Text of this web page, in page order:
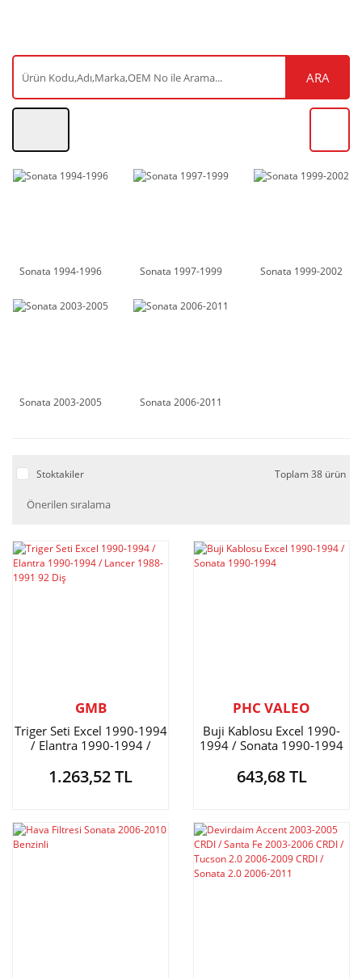
ARA
Sonata 1994-1996 Sonata 1997-1999 Sonata 1999-2002
Sonata 2003-2005 Sonata 2006-2011
Stoktakiler Toplam 38 ürün
GMB
Triger Seti Excel 1990-1994
/ Elantra 1990-1994 /
1.263,52 TL
PHC VALEO
Buji Kablosu Excel 1990-
1994 / Sonata 1990-1994
643,68 TL